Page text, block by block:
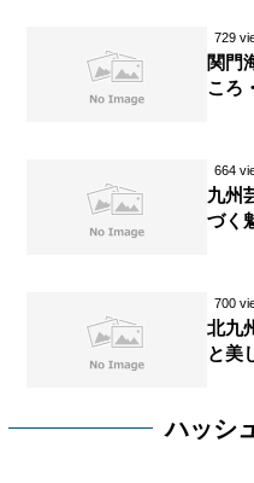
729
関門
ころ
664
九州
づく
700
北九
と美
ハッシ